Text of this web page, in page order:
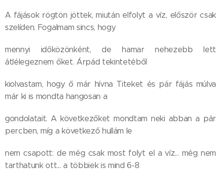
A fájások rögtön jöttek, miután elfolyt a víz, először csak
szelíden. Fogalmam sincs, hogy
mennyi időközönként, de hamar nehezebb lett
átlélegeznem őket. Árpád tekintetéből
kiolvastam, hogy ő már hívna Titeket és pár fájás múlva
már ki is mondta hangosan a
gondolatait. A következőket mondtam neki abban a pár
percben, míg a következő hullám le
nem csapott: de még csak most folyt el a víz... még nem
tarthatunk ott... a többiek is mind 6-8